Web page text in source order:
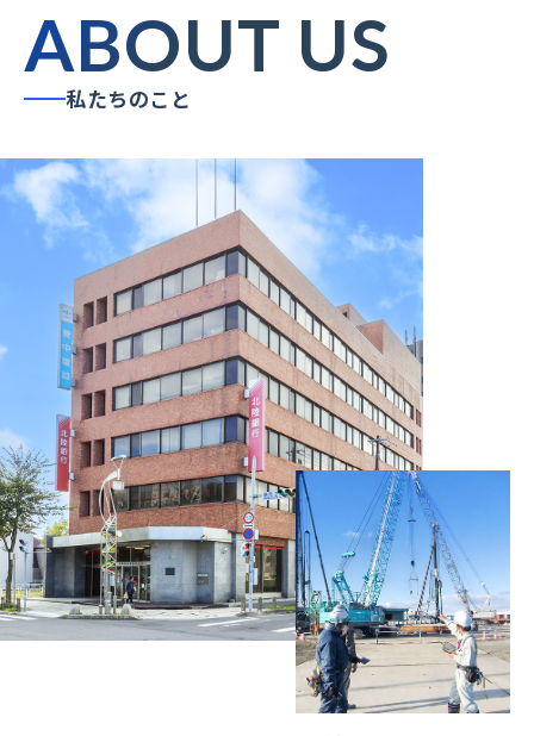
ABOUT US
私たちのこと